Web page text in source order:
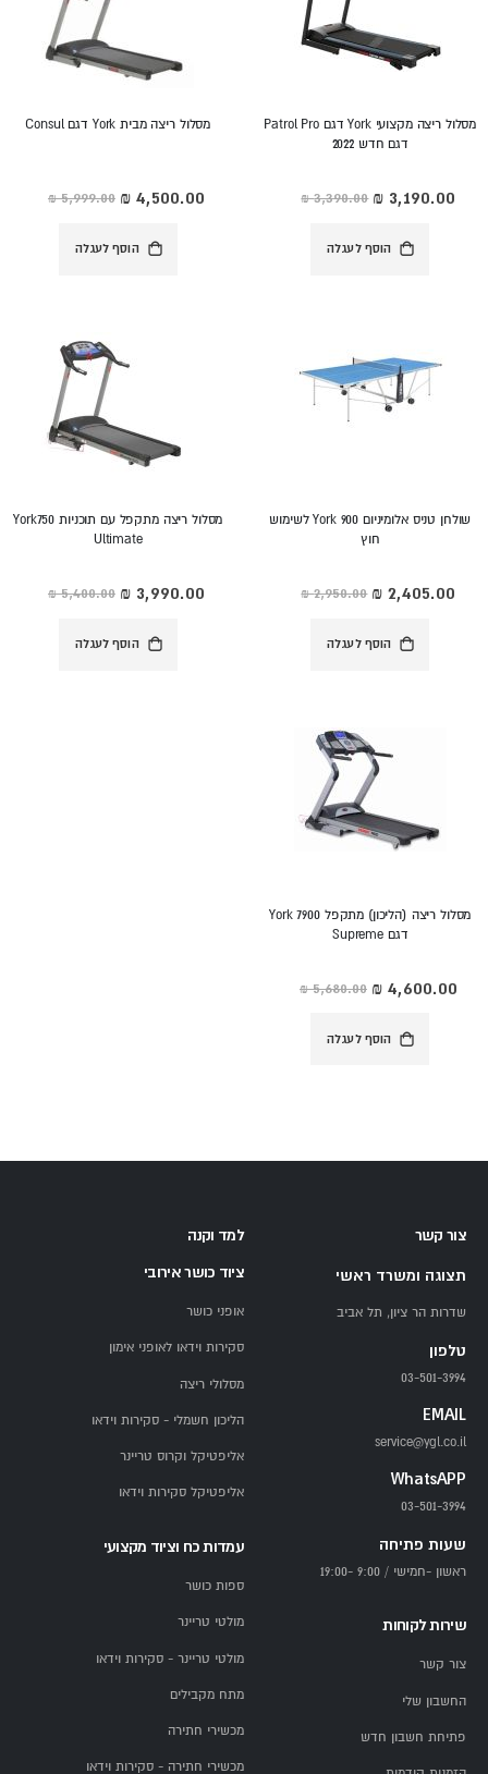
מסלול ריצה מקצועי York דגם Patrol Pro
דגם חדש 2022
‏3,390.00 ₪ מחיר
מיוחד
הוסף לעגלה
מסלול ריצה מבית York דגם Consul
‏5,999.00 ₪ מחיר
מיוחד
הוסף לעגלה
שולחן טניס אלומיניום York 900 לשימוש
חוץ
‏2,950.00 ₪ מחיר
מיוחד
הוסף לעגלה
מסלול ריצה מתקפל עם תוכניות York750
Ultimate
‏5,400.00 ₪ מחיר
מיוחד
הוסף לעגלה
מסלול ריצה (הליכון) מתקפל York 7900
דגם Supreme
‏5,680.00 ₪ מחיר
מיוחד
הוסף לעגלה
צור קשר
תצוגה ומשרד ראשי
שדרות הר ציון, תל אביב
טלפון
03-501-3994
EMAIL
service@ygl.co.il
WhatsAPP
03-501-3994
שעות פתיחה
ראשון -חמישי / 9:00 -19:00
שירות לקוחות
צור קשר
החשבון שלי
פתיחת חשבון חדש
למד וקנה
ציוד כושר אירובי
אופני כושר
סקירות וידאו לאופני אימון
מסלולי ריצה
הליכון חשמלי - סקירות וידאו
אליפטיקל וקרוס טריינר
אליפטיקל סקירות וידאו
עמדות כח וציוד מקצועי
ספות כושר
מולטי טריינר
מולטי טריינר - סקירות וידאו
מתח מקבילים
מכשירי חתירה
מכשירי חתירה - סקירות וידאו